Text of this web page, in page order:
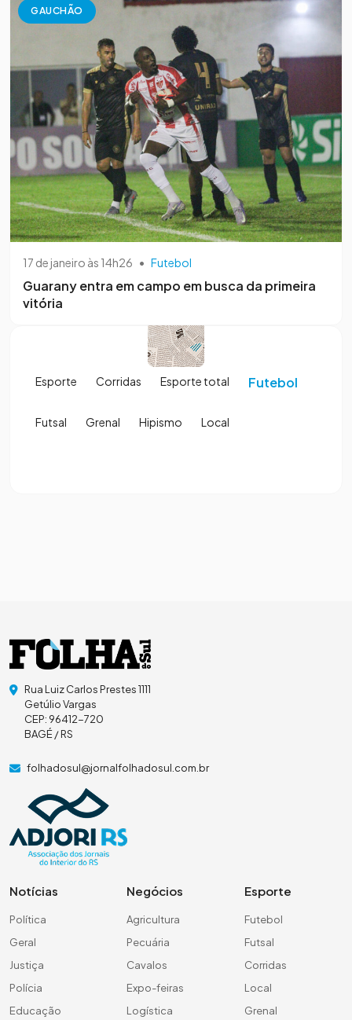
GAUCHÃO
17 de janeiro às 14h26 • Futebol
Guarany entra em campo em busca da primeira
vitória
Esporte Corridas Esporte total Futebol
Futsal Grenal Hipismo Local
Rua Luiz Carlos Prestes 1111
Getúlio Vargas
CEP: 96412-720
BAGÉ / RS
folhadosul@jornalfolhadosul.com.br
Notícias
Política
Geral
Justiça
Polícia
Educação
Negócios
Agricultura
Pecuária
Cavalos
Expo-feiras
Logística
Esporte
Futebol
Futsal
Corridas
Local
Grenal